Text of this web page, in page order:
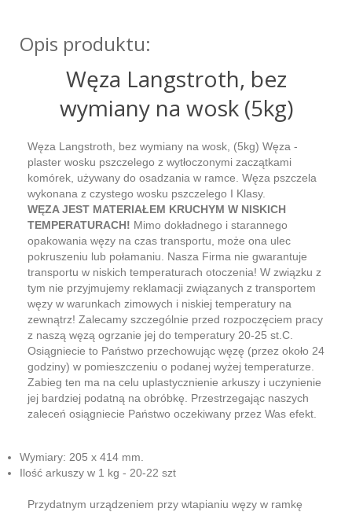
Opis produktu:
Węza Langstroth, bez
wymiany na wosk (5kg)
Węza Langstroth, bez wymiany na wosk, (5kg) Węza -
plaster wosku pszczelego z wytłoczonymi zaczątkami
komórek, używany do osadzania w ramce. Węza pszczela
wykonana z czystego wosku pszczelego I Klasy.
WĘZA JEST MATERIAŁEM KRUCHYM W NISKICH
TEMPERATURACH! Mimo dokładnego i starannego
opakowania węzy na czas transportu, może ona ulec
pokruszeniu lub połamaniu. Nasza Firma nie gwarantuje
transportu w niskich temperaturach otoczenia! W związku z
tym nie przyjmujemy reklamacji związanych z transportem
węzy w warunkach zimowych i niskiej temperatury na
zewnątrz! Zalecamy szczególnie przed rozpoczęciem pracy
z naszą węzą ogrzanie jej do temperatury 20-25 st.C.
Osiągniecie to Państwo przechowując węzę (przez około 24
godziny) w pomieszczeniu o podanej wyżej temperaturze.
Zabieg ten ma na celu uplastycznienie arkuszy i uczynienie
jej bardziej podatną na obróbkę. Przestrzegając naszych
zaleceń osiągniecie Państwo oczekiwany przez Was efekt.
Wymiary: 205 x 414 mm.
Ilość arkuszy w 1 kg - 20-22 szt
Przydatnym urządzeniem przy wtapianiu węzy w ramkę